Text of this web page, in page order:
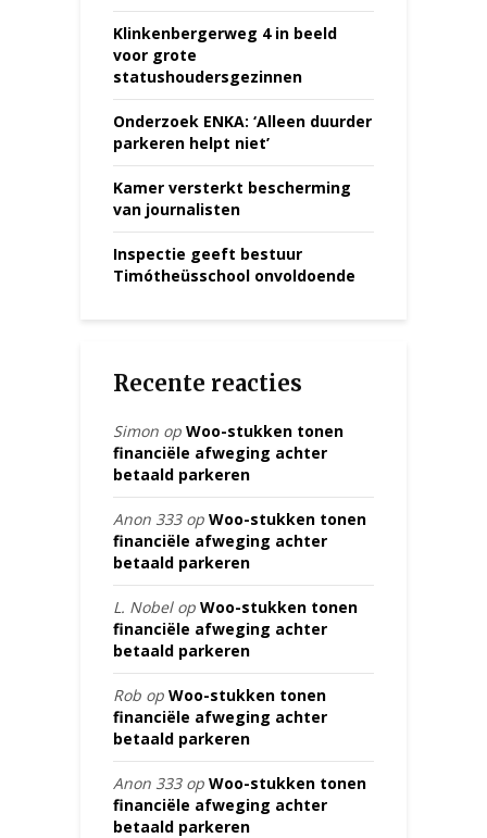
Klinkenbergerweg 4 in beeld
voor grote
statushoudersgezinnen
Onderzoek ENKA: ‘Alleen duurder
parkeren helpt niet’
Kamer versterkt bescherming
van journalisten
Inspectie geeft bestuur
Timótheüsschool onvoldoende
Recente reacties
Simon op Woo-stukken tonen
financiële afweging achter
betaald parkeren
Anon 333op Woo-stukken tonen
financiële afweging achter
betaald parkeren
L. Nobelop Woo-stukken tonen
financiële afweging achter
betaald parkeren
Rob op Woo-stukken tonen
financiële afweging achter
betaald parkeren
Anon 333op Woo-stukken tonen
financiële afweging achter
betaald parkeren